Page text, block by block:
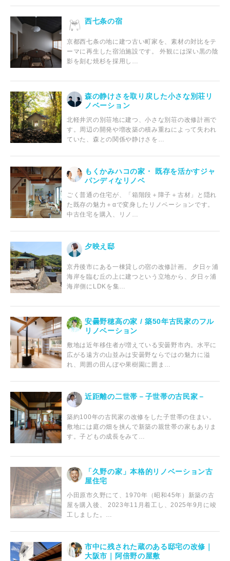
西七条の宿
京都西七条の地に建つ古い町家を、素材の対比をテ
ーマに再生した宿泊施設です。 外観には深い黒の陰
影を刻む焼杉を採用し…
森の静けさを取り戻した小さな別荘リ
ノベーション
北軽井沢の別荘地に建つ、小さな別荘の改修計画で
す。周辺の開発や増改築の積み重ねによって失われ
ていた、森との関係や静けさを…
もくかみハコの家・ 既存を活かすジャ
パンディなリノベ
ごく普通の住宅が、「箱階段＋障子＋古材」と隠れ
た既存の魅力＋αで変身したリノベーションです。
中古住宅を購入、リノ…
夕映え邸
京丹後市にある一棟貸しの宿の改修計画。 夕日ヶ浦
海岸を臨む丘の上に建つという立地から、夕日ヶ浦
海岸側にLDKを集…
安曇野穂高の家 / 築50年古民家のフル
リノベーション
敷地は近年移住者が増えている安曇野市内。水平に
広がる遠方の山並みは安曇野ならではの魅力に溢
れ、周囲の田んぼや果樹園に囲ま…
近距離の二世帯－子世帯の古民家－
築約100年の古民家の改修をした子世帯の住まい。
敷地には庭の畑を挟んで新築の親世帯の家もありま
す。子どもの成長をみて…
「久野の家」本格的リノベーション古
屋住宅
小田原市久野にて、1970年（昭和45年）新築の古
屋を購入後、 2023年11月着工し、2025年9月に竣
工しました。…
市中に残された蔵のある邸宅の改修｜
大阪市｜阿倍野の屋敷